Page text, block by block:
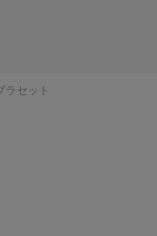
ラセット